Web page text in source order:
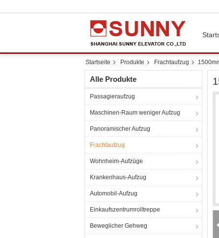
Startseite Produkte Frachtaufzug
Alle Produkte
Passagieraufzug
Maschinen-Raum weniger Aufzug
Panoramischer Aufzug
Frachtaufzug
Wohnheim-Aufzüge
Krankenhaus-Aufzug
Automobil-Aufzug
Einkaufszentrumrolltreppe
Beweglicher Gehweg